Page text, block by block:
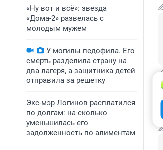
«Ну вот и всё»: звезда
«Дома-2» развелась с
молодым мужем
У могилы педофила. Его
смерть разделила страну на
два лагеря, а защитника детей
отправила за решетку
Экс-мэр Логинов расплатился
по долгам: на сколько
уменьшилась его
задолженность по алиментам